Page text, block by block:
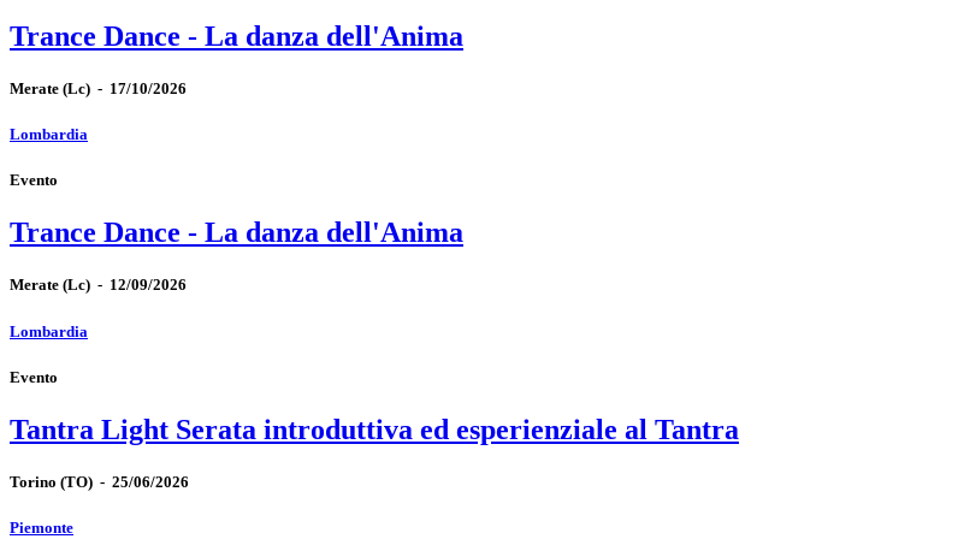
Trance Dance - La danza dell'Anima
Merate (Lc) - 17/10/2026
Lombardia
Evento
Trance Dance - La danza dell'Anima
Merate (Lc) - 12/09/2026
Lombardia
Evento
Tantra Light Serata introduttiva ed esperienziale al Tantra
Torino (TO) - 25/06/2026
Piemonte